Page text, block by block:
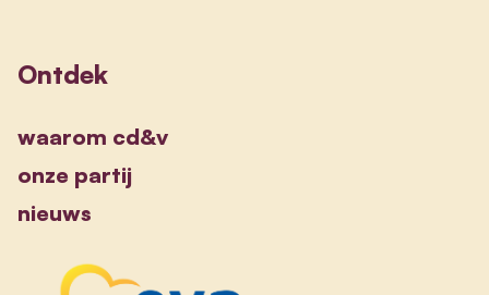
Ontdek
waarom cd&v
onze partij
nieuws